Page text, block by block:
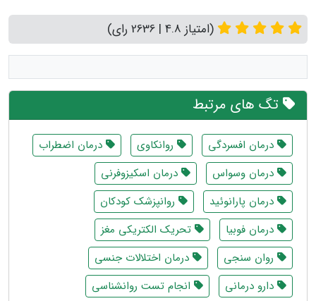
(امتیاز 4.8 | 2636 رای)
تگ های مرتبط
درمان افسردگی روانکاوی
درمان اضطراب
درمان وسواس
درمان اسکیزوفرنی
درمان پارانوئید
روانپزشک کودکان
درمان فوبیا
تحریک الکتریکی مغز
روان سنجی
درمان اختلالات جنسی
دارو درمانی
انجام تست روانشناسی